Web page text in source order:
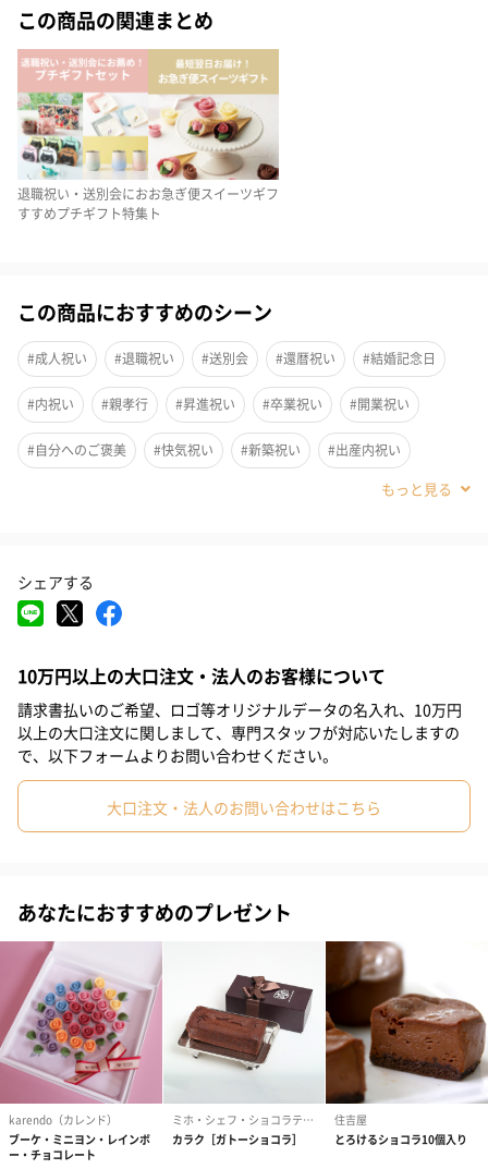
素敵なお洋服やジュエリーをみつけたときのときめき。そんな素
敵な瞬間をチョコレートをもらったとき、そして贈ったときに感
じてもらえたら。
ちょっとしたお祝いやお礼に、かわいくて、おいしい、まるで
「ファッション感覚」のギフトチョコレートをお楽しみくださ
い。
デイジーやローズ、ポピーなど異なるお花のデザインチョコレー
トをキャラメル2枚、ビター2枚でセットにしました。
個包装もされているため、1枚ずつお配りいただくことも可能で
す。
お届けするチョコレートが迎える様々なシーンを想像し、ドキド
キしながらPhillyをつくりました。
来ればとても嬉しいです。
商品詳細情報
報
原材料
キャラメル：砂糖(EU製造)、カカオバター、キャラメ
ル（脱脂粉乳、乳清、砂糖、バター）、全粉乳、カカ
オ豆/乳化剤（大豆由来）、香料、(一部に乳成分・大
豆を含む)
ビター：カカオ豆(中南米アフリカ産)、砂糖、カカオ
バター/バニラ香料、乳化剤、(一部に大豆を含む)
個包装有無
内容量／数量
ビター2枚、キャラメル2枚
この商品の関連まとめ
退職祝い・送別会にお
すすめプチギフト特集
お急ぎ便スイーツギフ
ト
この商品におすすめのシーン
#成人祝い #退職祝い #送別会 #還暦祝い #結婚記念日
#内祝い #親孝行 #昇進祝い #卒業祝い #開業祝い
#自分へのご褒美 #快気祝い #新築祝い #出産内祝い
#香典返し
#お祝い
#お中元 #クリスマス
#敬老の日 #入学祝い #就職祝い #引っ越し祝い
#部下女性 #兄 #妹 #姉 #息子 #娘 #姪 #甥
#部下男性 #義父 #義母 #取引先男性
#親戚男性 #親戚女性 #女子中学生
#女性 #夫 #妻 #父親 #彼女
#上司女性 #上司男性 #男子大学生
#女子大学生 #10代 #20代前半 #20代後半 #30代
#40代 #50代 #60代 #70代 #90代
シェアする
10万円以上の大口注文・法人のお客様について
請求書払いのご希望、ロゴ等オリジナルデータの名入れ、10万円
以上の大口注文に関しまして、専門スタッフが対応いたしますの
で、以下フォームよりお問い合わせください。
大口注文・法人のお問い合わせはこちら
あなたにおすすめのプレゼント